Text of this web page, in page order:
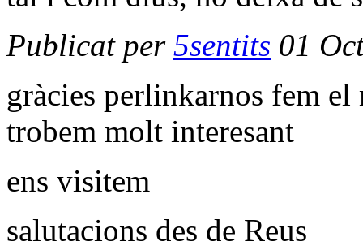
Publicat per 5sentits 01
gràcies perlinkarnos fem
trobem molt interesant
ens visitem
salutacions des de Reus